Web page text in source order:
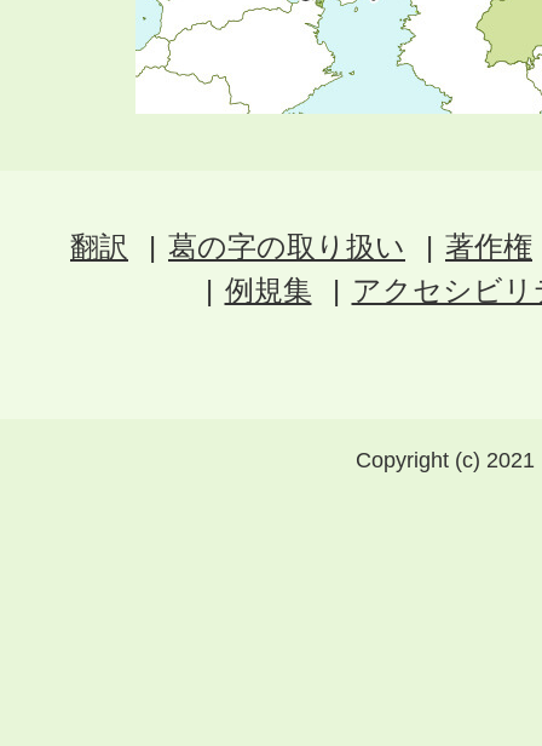
翻訳 葛の字の取り扱い
著作権
例規集
アクセシビ
Copyright (c)